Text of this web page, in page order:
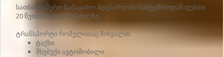
სათხილამურო საბაგირო მდებარეობს სასტუმროდან ფეხით
20 წუთის სავალ მანძილზე.
ტრანსპორტი რომელითაც მიხვალთ:
ტაქსი
მსუბუქი ავტომობილი